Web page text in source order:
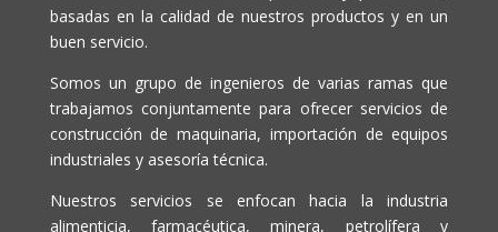
basadas en la calidad de nuestros productos y en un
buen servicio.
Somos un grupo de ingenieros de varias ramas que
trabajamos conjuntamente para ofrecer servicios de
construcción de maquinaria, importación de equipos
industriales y asesoría técnica.
Nuestros servicios se enfocan hacia la industria
alimenticia, farmacéutica, minera, petrolífera y